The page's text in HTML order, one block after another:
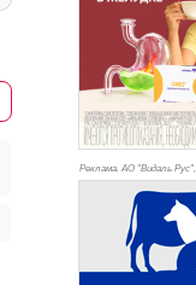
Реклама. АО "Видаль